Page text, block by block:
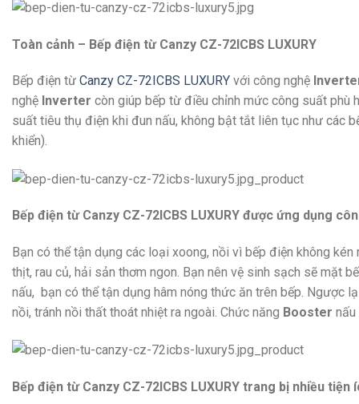
Toàn cảnh – Bếp điện từ Canzy CZ-72ICBS LUXURY
Bếp điện từ Canzy CZ-72ICBS LUXURY với công nghệ
nghệ Inverter còn giúp bếp từ điều chỉnh mức công suất phù
suất tiêu thụ điện khi đun nấu, không bật tắt liên tục như các
khiển).
Bếp điện từ Canzy CZ-72ICBS LUXURY được ứng dụng
Bạn có thể tận dụng các loại xoong, nồi vì bếp điện không
thịt, rau củ, hải sản thơm ngon. Bạn nên vệ sinh sạch sẽ mặt
nấu, bạn có thể tận dụng hâm nóng thức ăn trên bếp. Ngược
nồi, tránh nồi thất thoát nhiệt ra ngoài. Chức năng Booster
Bếp điện từ Canzy CZ-72ICBS LUXURY trang bị nhiều